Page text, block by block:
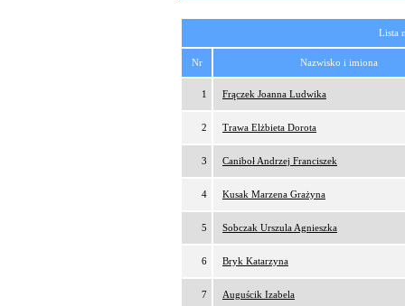
Lista
Nr Nazwisko i imiona
1 Frączek Joanna Ludwika
2 Trawa Elżbieta Dorota
3 Caniboł Andrzej Franciszek
4 Kusak Marzena Grażyna
5 Sobczak Urszula Agnieszka
6 Bryk Katarzyna
7 Auguścik Izabela